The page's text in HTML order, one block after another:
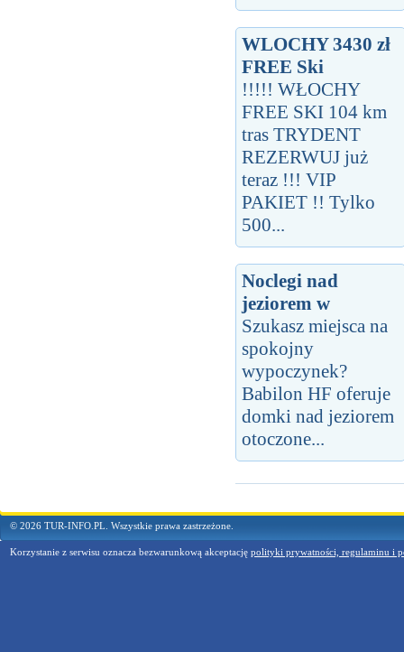
WLOCHY 3430 zł
FREE Ski
!!!!! WŁOCHY
FREE SKI 104 km
tras TRYDENT
REZERWUJ już
teraz !!! VIP
PAKIET !! Tylko
500...
Noclegi nad
jeziorem w
Szukasz miejsca na
spokojny
wypoczynek?
Babilon HF oferuje
domki nad jeziorem
otoczone...
© 2026 TUR-INFO.PL. Wszystkie prawa zastrzeżone.
Korzystanie z serwisu oznacza bezwarunkową akceptację polityki prywatności, regulaminu i